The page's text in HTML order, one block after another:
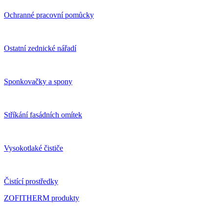
Ochranné pracovní pomůcky
Ostatní zednické nářadí
Sponkovačky a spony
Stříkání fasádních omítek
Vysokotlaké čističe
Čistící prostředky
ZOFITHERM produkty